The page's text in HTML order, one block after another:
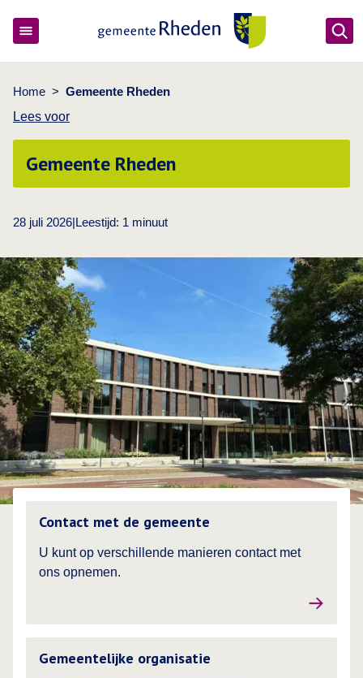
Home > Gemeente Rheden
Lees voor
Gemeente Rheden
28 juli 2026|Leestijd: 1 minuut
Contact met de gemeente
U kunt op verschillende manieren contact met
ons opnemen.
Gemeentelijke organisatie